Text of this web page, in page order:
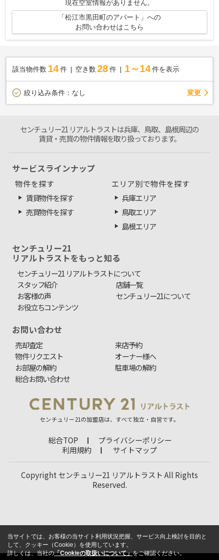
現在空室情報がありません。
「松江市黒田町のアパート」への
お問い合わせはこちら
該当物件数 14件 空き数 28 件 1～14 件を表示
絞り込み条件： なし 変更
センチュリー21 リアルトラストは兵庫、鳥取、島根周辺の
賃貸・売買の物件情報を取り扱っております。
サービスラインナップ
物件を探す
賃貸物件を探す
売買物件を探す
エリア別で物件を探す
兵庫エリア
鳥取エリア
島根エリア
センチュリー21
リアルトラストをもっと知る
センチュリー21 リアルトラストについて
スタッフ紹介
店舗一覧
お客様の声
センチュリー21について
お役立ちコンテンツ
お問い合わせ
売却査定
来店予約
物件リクエスト
オーナー様へ
お部屋の解約
駐車場の解約
総合お問い合わせ
センチュリー21の加盟店は、すべて独立・自営です。
総合TOP
プライバシーポリシー
利用規約
サイトマップ
Copyright センチュリー21 リアルトラスト All Rights
Reserved.
当サイトでは、お客様の当サイト利用状況把握、サービス向上検討を目的と
して、クッキー（Cookie）を使用しています。
詳しくは、当社の「Cookieの取扱いについて」をご確認ください。